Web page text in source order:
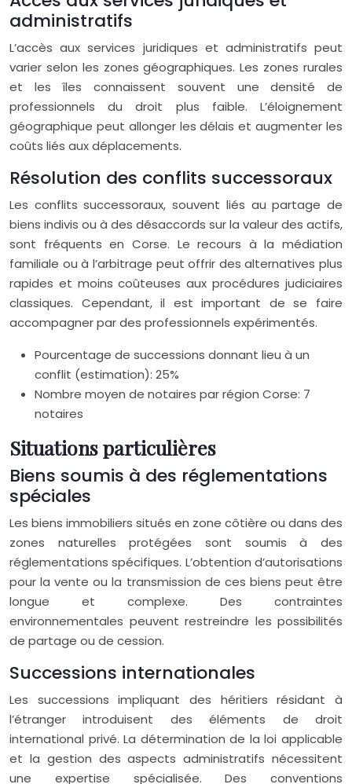
administratifs
L’accès aux services juridiques et administratifs peut
varier selon les zones géographiques. Les zones rurales
et les îles connaissent souvent une densité de
professionnels du droit plus faible. L’éloignement
géographique peut allonger les délais et augmenter les
coûts liés aux déplacements.
Résolution des conflits successoraux
Les conflits successoraux, souvent liés au partage de
biens indivis ou à des désaccords sur la valeur des actifs,
sont fréquents en Corse. Le recours à la médiation
familiale ou à l’arbitrage peut offrir des alternatives plus
rapides et moins coûteuses aux procédures judiciaires
classiques. Cependant, il est important de se faire
accompagner par des professionnels expérimentés.
Pourcentage de successions donnant lieu à un
conflit (estimation): 25%
Nombre moyen de notaires par région Corse: 7
notaires
Situations particulières
Biens soumis à des réglementations
spéciales
Les biens immobiliers situés en zone côtière ou dans des
zones naturelles protégées sont soumis à des
réglementations spécifiques. L’obtention d’autorisations
pour la vente ou la transmission de ces biens peut être
longue et complexe. Des contraintes
environnementales peuvent restreindre les possibilités
de partage ou de cession.
Successions internationales
Les successions impliquant des héritiers résidant à
l’étranger introduisent des éléments de droit
international privé. La détermination de la loi applicable
et la gestion des aspects administratifs nécessitent
une expertise spécialisée. Des conventions